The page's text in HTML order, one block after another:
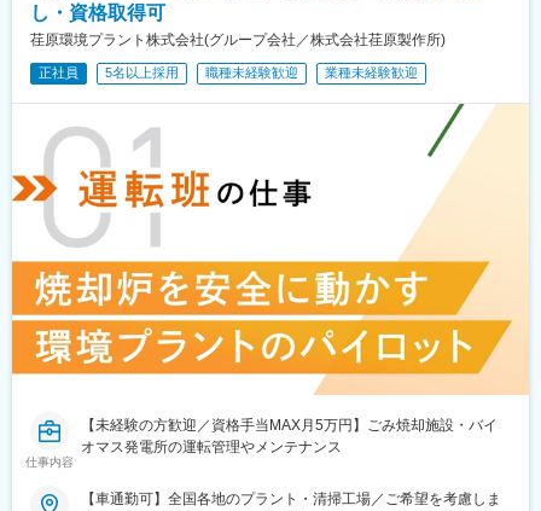
し・資格取得可
荏原環境プラント株式会社(グループ会社／株式会社荏原製作所)
正社員 5名以上採用 職種未経験歓迎 業種未経験歓迎
仕事内容
【未経験の方歓迎／資格手当MAX月5万円】ごみ焼却施設・バイ
オマス発電所の運転管理やメンテナンス
【車通勤可】全国各地のプラント・清掃工場／ご希望を考慮しま